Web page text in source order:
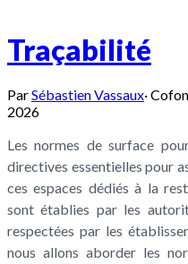
Traçabilité
ParSébastien Vassaux·
2026
Les normes de surface
directives essentielles pour
ces espaces dédiés à la
sont établies par les
respectées par les
nous allons aborder les